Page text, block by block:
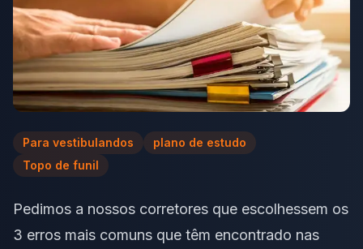
Para vestibulandos
plano de estudo
Topo de funil
Pedimos a nossos corretores que escolhessem os
3 erros mais comuns que têm encontrado nas